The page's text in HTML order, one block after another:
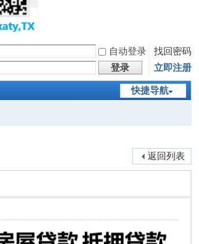
自动登录
找回密码
登录 立即注册
快捷导航
返回列表